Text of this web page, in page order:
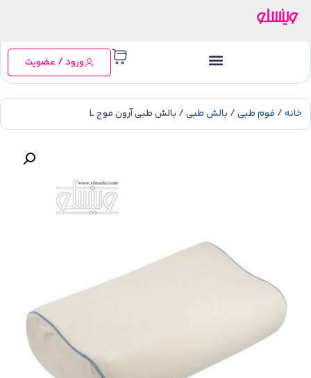
ورود / عضویت
خانه/ فوم طبی/ بالش طبی/ بالش طبی آرون موج L